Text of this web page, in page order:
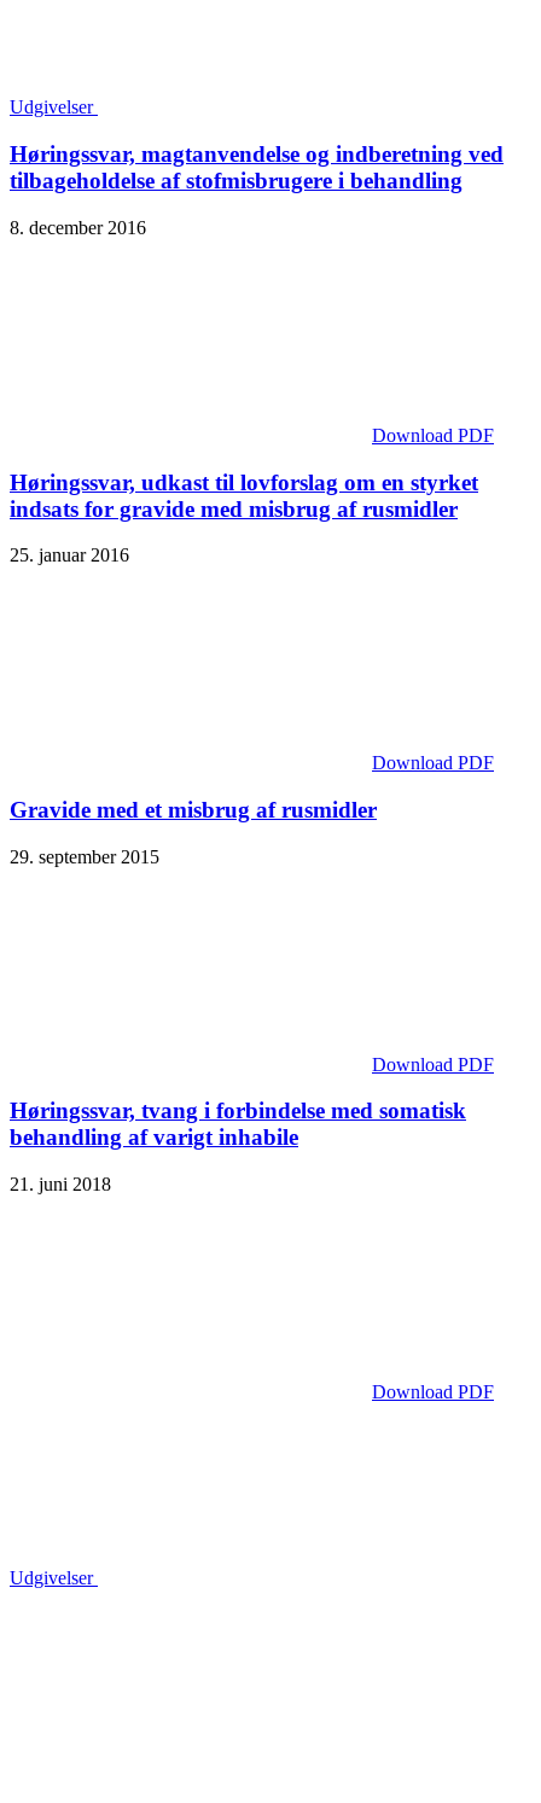
Udgivelser
Høringssvar, magtanvendelse og indberetning ved
tilbageholdelse af stofmisbrugere i behandling
8. december 2016
Download PDF
Høringssvar, udkast til lovforslag om en styrket
indsats for gravide med misbrug af rusmidler
25. januar 2016
Download PDF
Gravide med et misbrug af rusmidler
29. september 2015
Download PDF
Høringssvar, tvang i forbindelse med somatisk
behandling af varigt inhabile
21. juni 2018
Download PDF
Udgivelser